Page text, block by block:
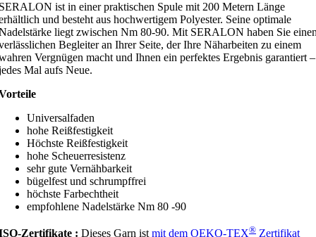
ist in einer praktischen Spule mit 200 Metern Länge
und besteht aus hochwertigem Polyester. Seine optimale
liegt zwischen Nm 80-90. Mit SERALON haben Sie
Begleiter an Ihrer Seite, der Ihre Näharbeiten zu einem
Vergnügen macht und Ihnen ein perfektes Ergebnis garantiert –
Mal aufs Neue.
Universalfaden
hohe Reißfestigkeit
Höchste Reißfestigkeit
hohe Scheuerresistenz
sehr gute Vernähbarkeit
bügelfest und schrumpffrei
höchste Farbechtheit
empfohlene Nadelstärke Nm 80 -90
Zertifikate : Dieses Garn ist mit dem OEKO-TEX® Zertifikat